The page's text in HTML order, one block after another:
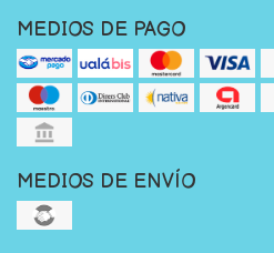
MEDIOS DE PAGO
MEDIOS DE ENVÍO